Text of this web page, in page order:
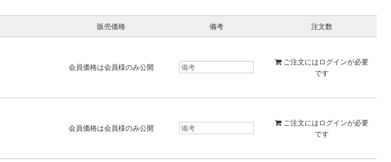
販売価格 備考 注文数
会員価格は会員様のみ公開
ご注文には ログインが必要
です
会員価格は会員様のみ公開
ご注文には ログインが必要
です